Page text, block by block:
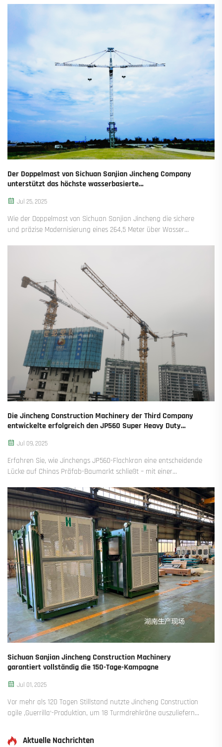
für Ranking, Traffic und Engagement kennen. Entdecken Sie ihren
Der Doppelmast von Sichuan Sanjian Jincheng Company
unterstützt das höchste wasserbasierte
Jul 25, 2025
Wie der Doppelmast von Sichuan Sanjian Jincheng die sichere
und präzise Modernisierung eines 264,5 Meter über Wasser
Die Jincheng Construction Machinery der Third Company
entwickelte erfolgreich den JP560 Super Heavy Duty
Jul 09, 2025
Erfahren Sie, wie Jinchengs JP560-Flachkran eine entscheidende
Lücke auf Chinas Präfab-Baumarkt schließt – mit einer
Tonnen. Erfahren Sie mehr über das fortschrittliche Design, die
schnelle Entwicklung und die praktischen Auswirkungen. Sehen
Sie die Zukunft des schweren Hebens.
Sichuan Sanjian Jincheng Construction Machinery
garantiert vollständig die 150-Tage-Kampagne
Jul 01, 2025
Vor mehr als 120 Tagen Stillstand nutzte Jincheng Construction
agile ‚Guerrilla‘-Produktion, um 18 Turmdrehkräne auszuliefern
Produktion weiterlief. Mehr erfahren.
Aktuelle Nachrichten